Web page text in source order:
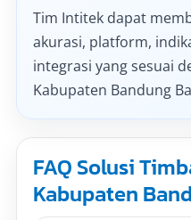
Tim Intitek dapat
akurasi, platform,
integrasi yang sesuai
Kabupaten Bandung
FAQ Solusi
Kabupaten